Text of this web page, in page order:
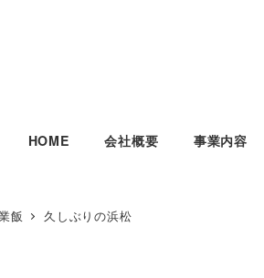
HOME 会社概要 事業内容
飯 久しぶりの浜松